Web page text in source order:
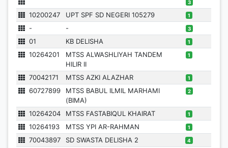
3
10200247 UPT SPF SD NEGERI 105279 1
- - 3
01 KB DELISHA 1
10264201
MTSS ALWASHLIYAH TANDEM
HILIR II
1
70042171 MTSS AZKI ALAZHAR 1
60727899
MTSS BABUL ILMIL MARHAMI
(BIMA)
2
10264204 MTSS FASTABIQUL KHAIRAT 1
10264193 MTSS YPI AR-RAHMAN 1
70043897 SD SWASTA DELISHA 2 4